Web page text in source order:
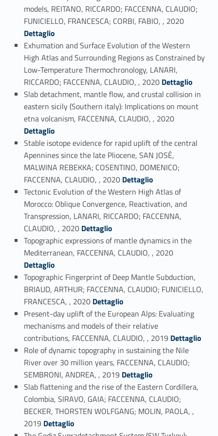
models, REITANO, RICCARDO; FACCENNA, CLAUDIO;
FUNICIELLO, FRANCESCA; CORBI, FABIO, , 2020
Dettaglio
Exhumation and Surface Evolution of the Western
High Atlas and Surrounding Regions as Constrained by
Low-Temperature Thermochronology, LANARI,
RICCARDO; FACCENNA, CLAUDIO, , 2020 Link identifier #identifier_person_18665-57
Dettaglio
Slab detachment, mantle flow, and crustal collision in
eastern sicily (Southern italy): Implications on mount
etna volcanism, FACCENNA, CLAUDIO, , 2020
Dettaglio
Stable isotope evidence for rapid uplift of the central
Apennines since the late Pliocene, SAN JOSÉ,
MALWINA REBEKKA; COSENTINO, DOMENICO;
FACCENNA, CLAUDIO, , 2020 Link identifier #identifier_person_6468-59
Dettaglio
Tectonic Evolution of the Western High Atlas of
Morocco: Oblique Convergence, Reactivation, and
Transpression, LANARI, RICCARDO; FACCENNA,
CLAUDIO, , 2020 Link identifier #identifier_person_164905-60
Dettaglio
Topographic expressions of mantle dynamics in the
Mediterranean, FACCENNA, CLAUDIO, , 2020
Dettaglio
Topographic Fingerprint of Deep Mantle Subduction,
BRIAUD, ARTHUR; FACCENNA, CLAUDIO; FUNICIELLO,
FRANCESCA, , 2020 Link identifier #identifier_person_8800-62
Dettaglio
Present-day uplift of the European Alps: Evaluating
mechanisms and models of their relative
contributions, FACCENNA, CLAUDIO, , 2019 Link identifier #identifier_person_135638-63
Dettaglio
Role of dynamic topography in sustaining the Nile
River over 30 million years, FACCENNA, CLAUDIO;
SEMBRONI, ANDREA, , 2019 Link identifier #identifier_person_154584-64
Dettaglio
Slab flattening and the rise of the Eastern Cordillera,
Colombia, SIRAVO, GAIA; FACCENNA, CLAUDIO;
BECKER, THORSTEN WOLFGANG; MOLIN, PAOLA, ,
2019 Link identifier #identifier_person_134518-65
Dettaglio